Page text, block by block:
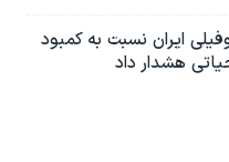
ایران نسبت به کمبود
هشدار داد